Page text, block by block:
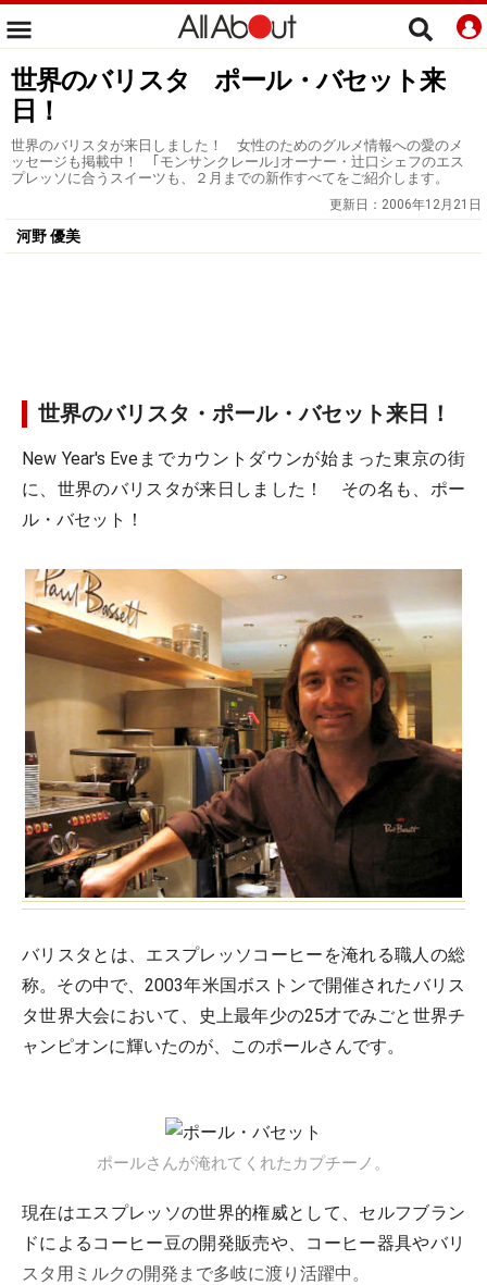
世界のバリスタ ポール・バセット来
日！
世界のバリスタが来日しました！ 女性のためのグルメ情報への愛のメ
ッセージも掲載中！ ｢モンサンクレール｣オーナー・辻口シェフのエス
プレッソに合うスイーツも、２月までの新作すべてをご紹介します。
更新日： 2006年12月21日
河野 優美
世界のバリスタ・ポール・バセット来日！
New Year's Eveまでカウントダウンが始まった東京の街
に、世界のバリスタが来日しました！ その名も、ポー
ル・バセット！
バリスタとは、エスプレッソコーヒーを淹れる職人の総
称。その中で、2003年米国ボストンで開催されたバリス
タ世界大会において、史上最年少の25才でみごと世界チ
ャンピオンに輝いたのが、このポールさんです。
ポールさんが淹れてくれたカプチーノ。
現在はエスプレッソの世界的権威として、セルフブラン
ドによるコーヒー豆の開発販売や、コーヒー器具やバリ
スタ用ミルクの開発まで多岐に渡り活躍中。